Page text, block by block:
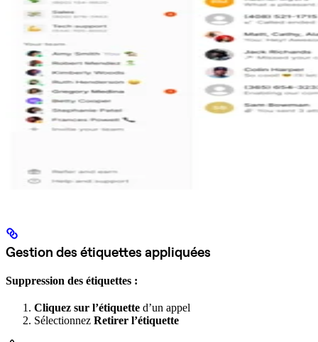
Gestion des étiquettes appliquées
Suppression des étiquettes :
Cliquez sur l’étiquette d’un appel
Sélectionnez Retirer l’étiquette